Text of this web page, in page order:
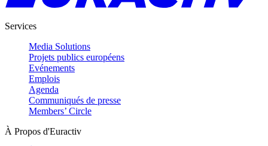
Services
Media Solutions
Projets publics européens
Evénements
Emplois
Agenda
Communiqués de presse
Members’ Circle
À Propos d'Euractiv